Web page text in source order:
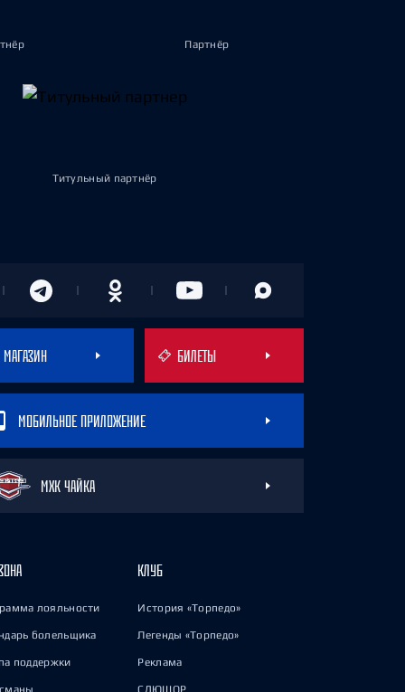
Партнёр
Титульный партнёр
МАГАЗИН БИЛЕТЫ
МОБИЛЬНОЕ ПРИЛОЖЕНИЕ
МХК ЧАЙКА
лояльности
болельщика
поддержки
КЛУБ
История «Торпедо»
Легенды «Торпедо»
Реклама
СДЮШОР